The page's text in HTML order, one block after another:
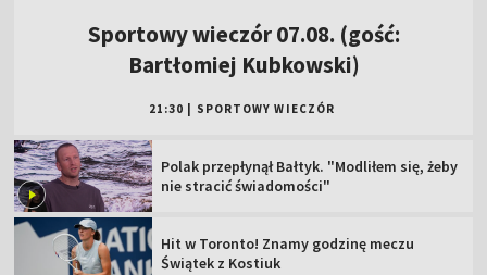
Sportowy wieczór 07.08. (gość:
Bartłomiej Kubkowski)
21:30 SPORTOWY WIECZÓR
Polak przepłynął Bałtyk. "Modliłem się, żeby
nie stracić świadomości"
Hit w Toronto! Znamy godzinę meczu
Świątek z Kostiuk